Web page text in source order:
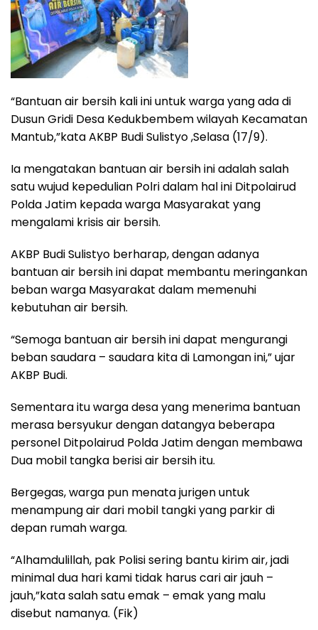
“Bantuan air bersih kali ini untuk warga yang ada di
Dusun Gridi Desa Kedukbembem wilayah Kecamatan
Mantub,”kata AKBP Budi Sulistyo ,Selasa (17/9).
Ia mengatakan bantuan air bersih ini adalah salah
satu wujud kepedulian Polri dalam hal ini Ditpolairud
Polda Jatim kepada warga Masyarakat yang
mengalami krisis air bersih.
AKBP Budi Sulistyo berharap, dengan adanya
bantuan air bersih ini dapat membantu meringankan
beban warga Masyarakat dalam memenuhi
kebutuhan air bersih.
“Semoga bantuan air bersih ini dapat mengurangi
beban saudara – saudara kita di Lamongan ini,” ujar
AKBP Budi.
Sementara itu warga desa yang menerima bantuan
merasa bersyukur dengan datangya beberapa
personel Ditpolairud Polda Jatim dengan membawa
Dua mobil tangka berisi air bersih itu.
Bergegas, warga pun menata jurigen untuk
menampung air dari mobil tangki yang parkir di
depan rumah warga.
“Alhamdulillah, pak Polisi sering bantu kirim air, jadi
minimal dua hari kami tidak harus cari air jauh –
jauh,”kata salah satu emak – emak yang malu
disebut namanya. (Fik)